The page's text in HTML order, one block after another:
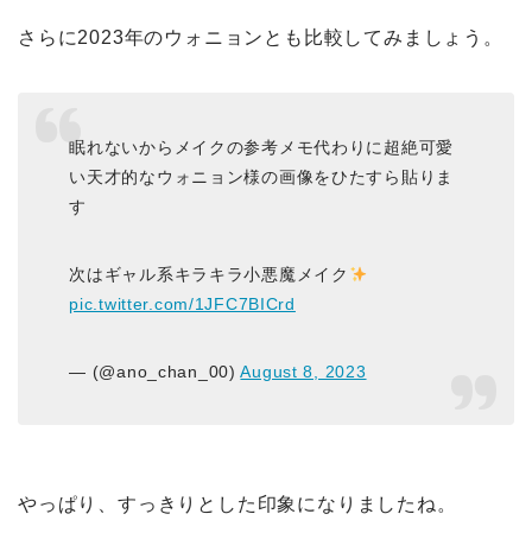
さらに2023年のウォニョンとも比較してみましょう。
眠れないからメイクの参考メモ代わりに超絶可愛
い天才的なウォニョン様の画像をひたすら貼りま
す
次はギャル系キラキラ小悪魔メイク
pic.twitter.com/1JFC7BICrd
— (@ano_chan_00)August 8, 2023
やっぱり、すっきりとした印象になりましたね。